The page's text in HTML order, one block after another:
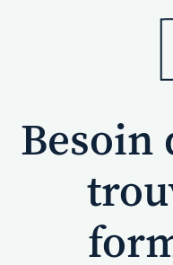
Besoin